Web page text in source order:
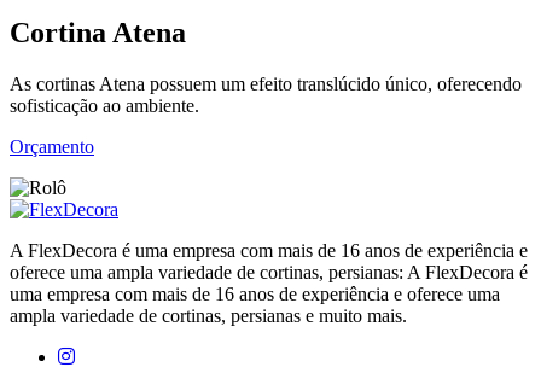
Cortina Atena
As cortinas Atena possuem um efeito translúcido único, oferecendo
sofisticação ao ambiente.
Orçamento
A FlexDecora é uma empresa com mais de 16 anos de experiência e
oferece uma ampla variedade de cortinas, persianas: A FlexDecora é
uma empresa com mais de 16 anos de experiência e oferece uma
ampla variedade de cortinas, persianas e muito mais.